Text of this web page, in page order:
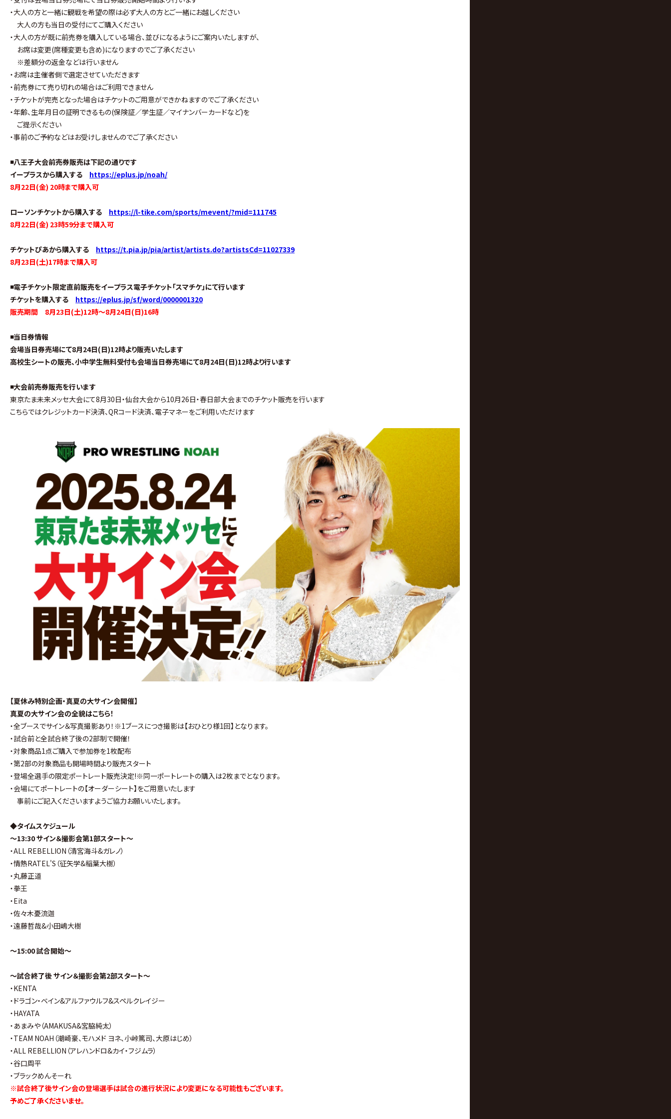
・大人の方と一緒に観戦を希望の際は必ず大人の方とご一緒にお越しください
大人の方も当日の受付にてご購入ください
・大人の方が既に前売券を購入している場合、並びになるようにご案内いたしますが、
お席は変更(席種変更も含め)になりますのでご了承ください
※差額分の返金などは行いません
・お席は主催者側で選定させていただきます
・前売券にて売り切れの場合はご利用できません
・チケットが完売となった場合はチケットのご用意ができかねますのでご了承ください
・年齢、生年月日の証明できるもの(保険証／学生証／マイナンバーカードなど)を
ご提示ください
・事前のご予約などはお受けしませんのでご了承ください
◾️八王子大会前売券販売は下記の通りです
イープラスから購入する https://eplus.jp/noah/
8月22日(金) 20時まで購入可
ローソンチケットから購入する https://l-tike.com/sports/mevent/?mid=111745
8月22日(金) 23時59分まで購入可
チケットぴあから購入する https://t.pia.jp/pia/artist/artists.do?artistsCd=11027339
8月23日(土)17時まで購入可
◾️電子チケット限定直前販売をイープラス電子チケット「スマチケ」にて行います
チケットを購入する https://eplus.jp/sf/word/0000001320
販売期間 8月23日(土)12時～8月24日(日)16時
◾️当日券情報
会場当日券売場にて8月24日(日)12時より販売いたします
高校生シートの販売、小中学生無料受付も会場当日券売場にて8月24日(日)12時より行います
◾️大会前売券販売を行います
東京たま未来メッセ大会にて8月30日・仙台大会から10月26日・春日部大会までのチケット販売を行います
こちらではクレジットカード決済、QRコード決済、電子マネーをご利用いただけます
【夏休み特別企画・真夏の大サイン会開催】
真夏の大サイン会の全貌はこちら！
・全ブースでサイン＆写真撮影あり！※1ブースにつき撮影は【おひとり様1回】となります。
・試合前と全試合終了後の2部制で開催！
・対象商品1点ご購入で参加券を1枚配布
・第2部の対象商品も開場時間より販売スタート
・登場全選手の限定ポートレート販売決定!※同一ポートレートの購入は2枚までとなります。
・会場にてポートレートの【オーダーシート】をご用意いたします
事前にご記入くださいますようご協力お願いいたします。
◆タイムスケジュール
〜13:30 サイン＆撮影会第1部スタート〜
・ALL REBELLION（清宮海斗&ガレノ）
・情熱RATEL'S（征矢学&稲葉大樹）
・丸藤正道
・拳王
・Eita
・佐々木憂流迦
・遠藤哲哉&小田嶋大樹
〜15:00 試合開始〜
〜試合終了後 サイン＆撮影会第2部スタート〜
・KENTA
・ドラゴン・ベイン&アルファウルフ&スペルクレイジー
・HAYATA
・あまみや（AMAKUSA&宮脇純太）
・TEAM NOAH（潮崎豪、モハメド ヨネ、小峠篤司、大原はじめ）
・ALL REBELLION（アレハンドロ&カイ・フジムラ）
・谷口周平
・ブラックめんそーれ
※試合終了後サイン会の登場選手は試合の進行状況により変更になる可能性もございます。
予めご了承くださいませ。